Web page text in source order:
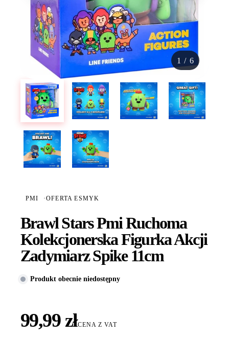
1 / 6
PMI ·OFERTA ESMYK
Brawl Stars Pmi Ruchoma
Kolekcjonerska Figurka Akcji
Zadymiarz Spike 11cm
Produkt obecnie niedostępny
99,99 złCENA Z VAT